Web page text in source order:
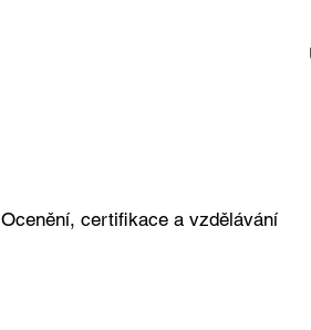
Ocenění, certifikace a vzdělávání